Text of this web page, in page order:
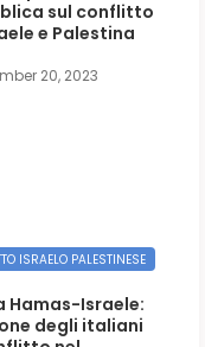
sul conflitto
e Palestina
20, 2023
ISRAELO PALESTINESE
Hamas-Israele:
degli italiani